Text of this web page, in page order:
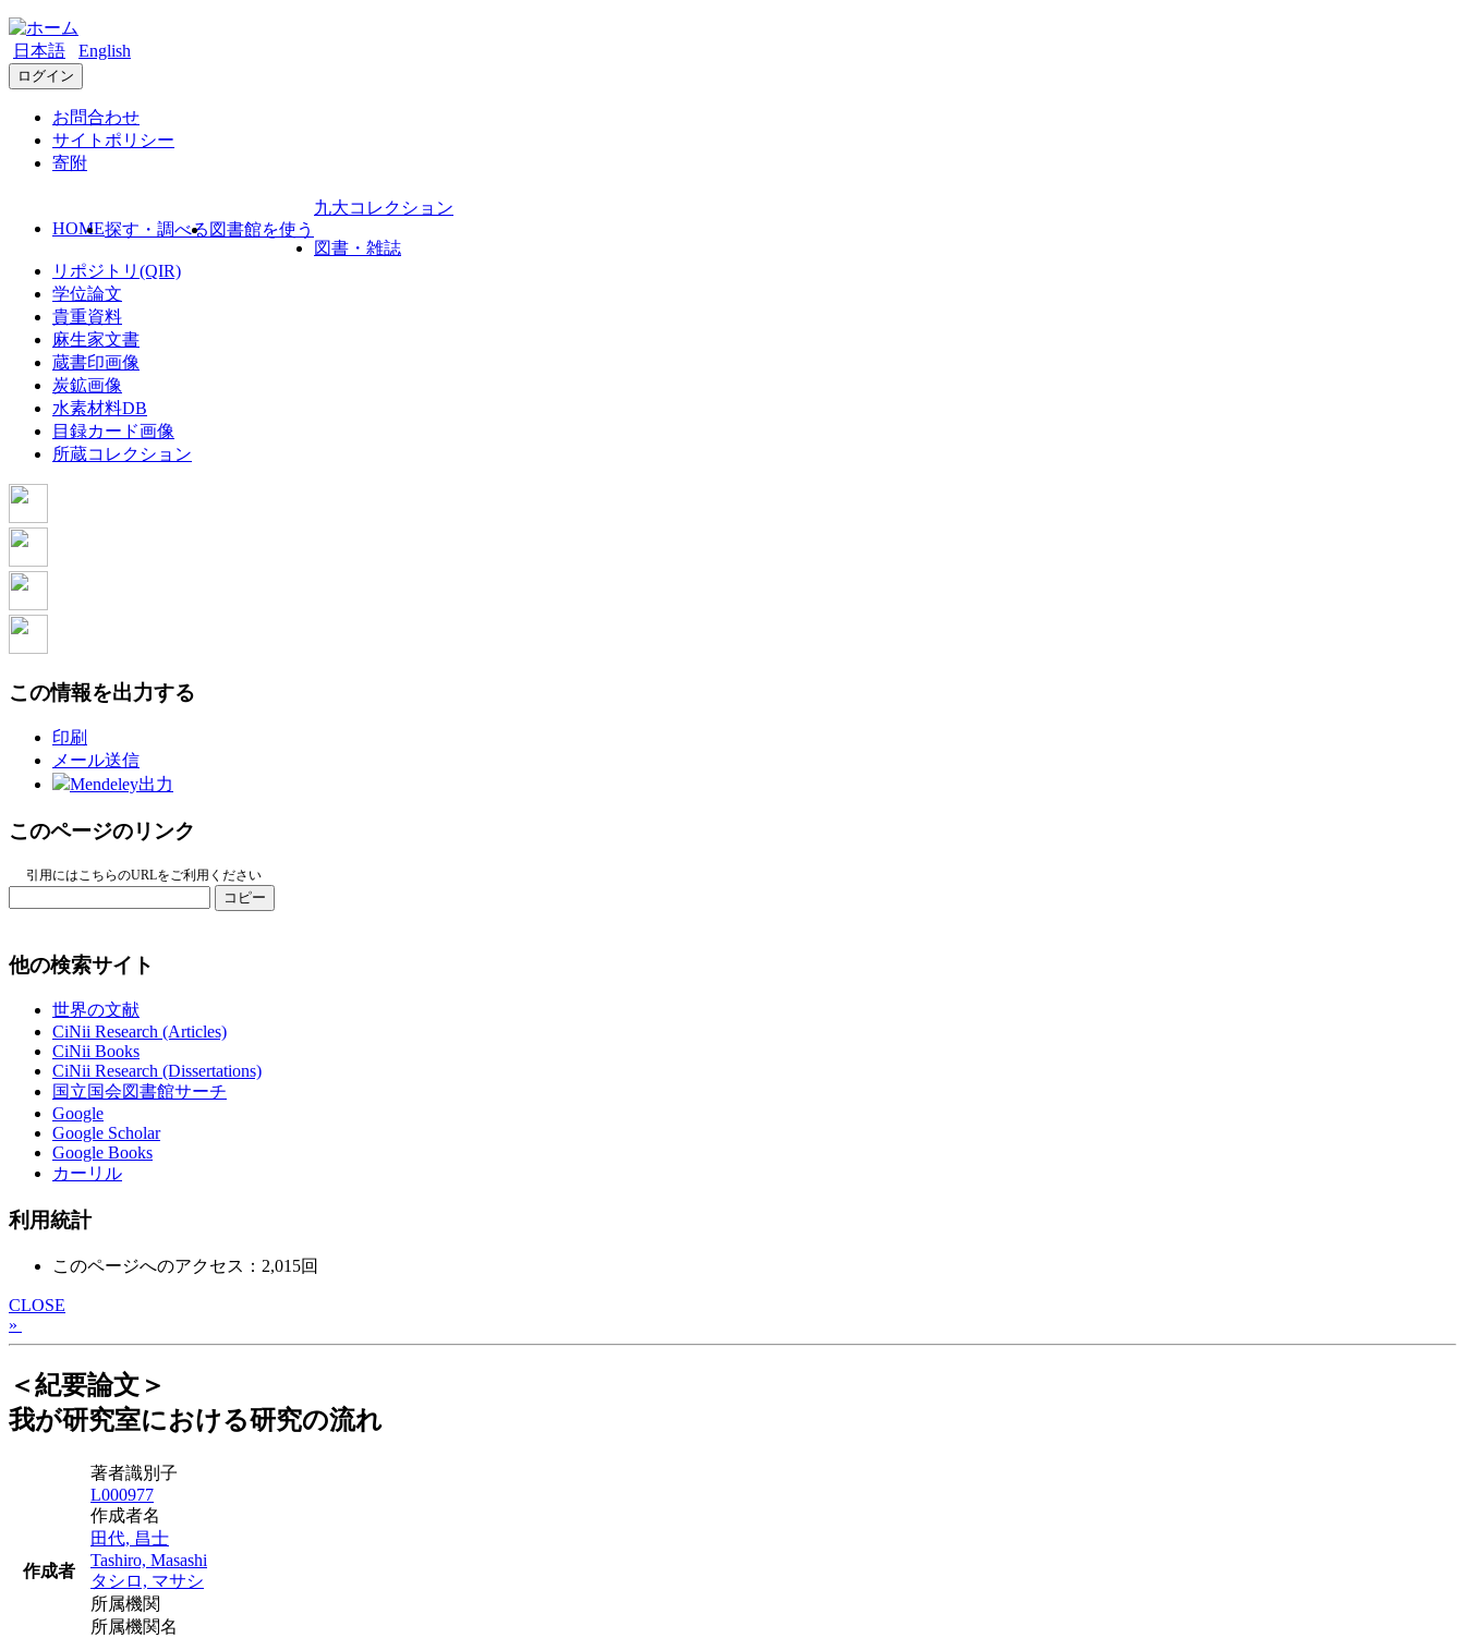
日本語 English
ログイン
お問合わせ
サイトポリシー
寄附
HOME探す・調べる 図書館を使う
九大コレクション
図書・雑誌
リポジトリ(QIR)
学位論文
貴重資料
麻生家文書
蔵書印画像
炭鉱画像
水素材料DB
目録カード画像
所蔵コレクション
この情報を出力する
印刷
メール送信
Mendeley出力
このページのリンク
引用にはこちらのURLをご利用ください
コピー
他の検索サイト
世界の文献
CiNii Research (Articles)
CiNii Books
CiNii Research (Dissertations)
国立国会図書館サーチ
Google
Google Scholar
Google Books
カーリル
利用統計
このページへのアクセス：2,015回
CLOSE
»
＜紀要論文＞
我が研究室における研究の流れ
作成者
著者識別子
L000977
作成者名
田代, 昌士
Tashiro, Masashi
タシロ, マサシ
所属機関
所属機関名